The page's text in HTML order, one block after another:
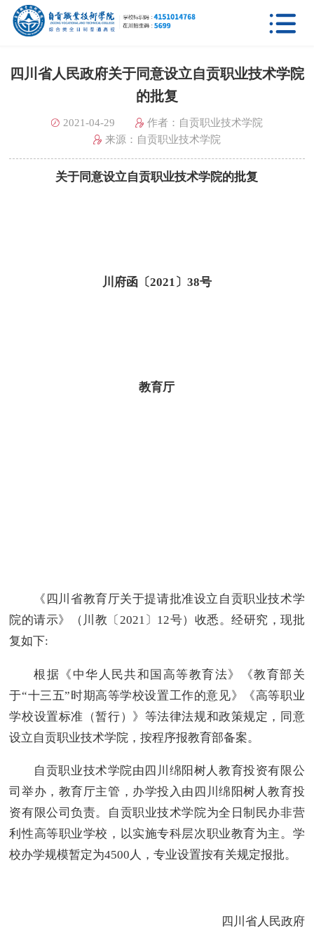

四川省人民政府关于同意设立自贡职业技术学院
的批复
2021-04-29
作者：自贡职业技术学院
来源：自贡职业技术学院
关于同意设立自贡职业技术学院的批复
川府函〔2021〕38号
教育厅
《四川省教育厅关于提请批准设立自贡职业技术学
院的请示》（川教〔2021〕12号）收悉。经研究，现批
复如下:
根据《中华人民共和国高等教育法》《教育部关
于“十三五”时期高等学校设置工作的意见》《高等职业
学校设置标准（暂行）》等法律法规和政策规定，同意
设立自贡职业技术学院，按程序报教育部备案。
自贡职业技术学院由四川绵阳树人教育投资有限公
司举办，教育厅主管，办学投入由四川绵阳树人教育投
资有限公司负责。自贡职业技术学院为全日制民办非营
利性高等职业学校，以实施专科层次职业教育为主。学
校办学规模暂定为4500人，专业设置按有关规定报批。
四川省人民政府